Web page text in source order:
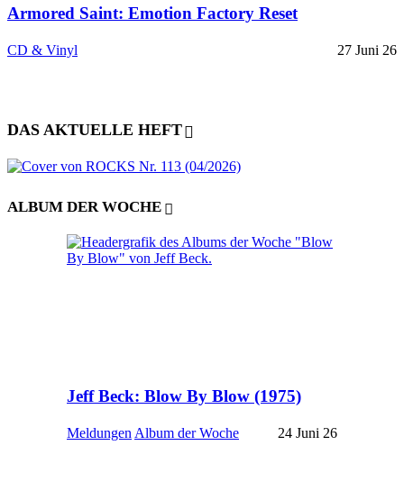
Armored Saint: Emotion Factory Reset
CD & Vinyl 27 Juni 26
DAS AKTUELLE HEFT
ALBUM DER WOCHE
Jeff Beck: Blow By Blow (1975)
Meldungen Album der Woche 24 Juni 26